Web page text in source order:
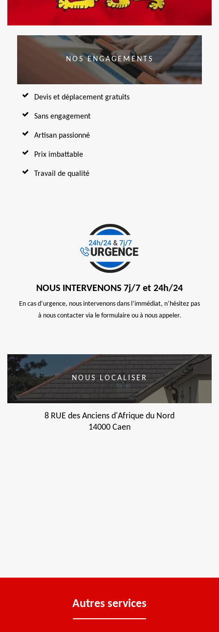
NOS ENGAGEMENTS
Devis et déplacement gratuits
Sans engagement
Artisan passionné
Prix imbattable
Travail de qualité
NOUS INTERVENONS 7j/7 et 24h/24
En cas d’urgence, nous intervenons dans l’immédiat, n’hésitez pas
à nous contacter via le formulaire ou à nous appeler.
NOUS LOCALISER
8 RUE des Anciens d'Afrique du Nord
14000 Caen
Autres services